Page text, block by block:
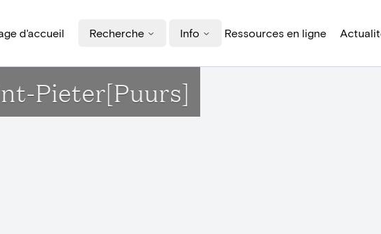
d'accueil Recherche Info Ressources en ligne
Pieter[Puurs]